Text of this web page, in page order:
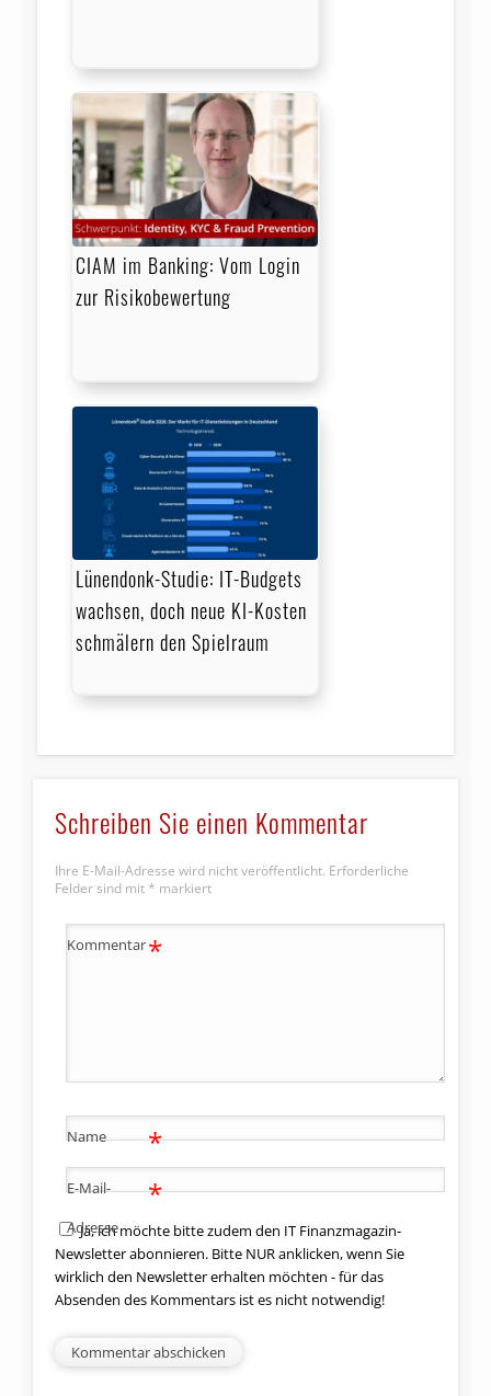
CIAM im Banking: Vom Login
zur Risikobewertung
Lünendonk-Studie: IT-Budgets
wachsen, doch neue KI-Kosten
schmälern den Spielraum
Schreiben Sie einen Kommentar
Ihre E-Mail-Adresse wird nicht veröffentlicht. Erforderliche
Felder sind mit * markiert
Kommentar*
Name *
E-Mail-
Adresse
*
Ja, ich möchte bitte zudem den IT Finanzmagazin-
Newsletter abonnieren. Bitte NUR anklicken, wenn Sie
wirklich den Newsletter erhalten möchten - für das
Absenden des Kommentars ist es nicht notwendig!